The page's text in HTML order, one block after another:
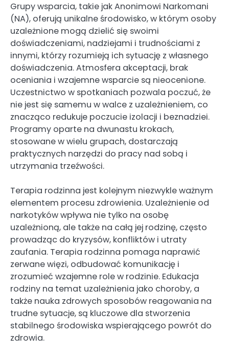
Grupy wsparcia, takie jak Anonimowi Narkomani
(NA), oferują unikalne środowisko, w którym osoby
uzależnione mogą dzielić się swoimi
doświadczeniami, nadziejami i trudnościami z
innymi, którzy rozumieją ich sytuację z własnego
doświadczenia. Atmosfera akceptacji, brak
oceniania i wzajemne wsparcie są nieocenione.
Uczestnictwo w spotkaniach pozwala poczuć, że
nie jest się samemu w walce z uzależnieniem, co
znacząco redukuje poczucie izolacji i beznadziei.
Programy oparte na dwunastu krokach,
stosowane w wielu grupach, dostarczają
praktycznych narzędzi do pracy nad sobą i
utrzymania trzeźwości.
Terapia rodzinna jest kolejnym niezwykle ważnym
elementem procesu zdrowienia. Uzależnienie od
narkotyków wpływa nie tylko na osobę
uzależnioną, ale także na całą jej rodzinę, często
prowadząc do kryzysów, konfliktów i utraty
zaufania. Terapia rodzinna pomaga naprawić
zerwane więzi, odbudować komunikację i
zrozumieć wzajemne role w rodzinie. Edukacja
rodziny na temat uzależnienia jako choroby, a
także nauka zdrowych sposobów reagowania na
trudne sytuacje, są kluczowe dla stworzenia
stabilnego środowiska wspierającego powrót do
zdrowia.